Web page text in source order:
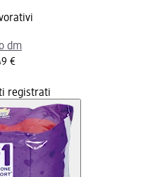
dm
€
registrati